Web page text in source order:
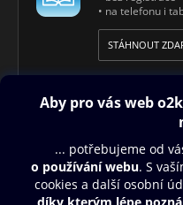
• na telefonu i
STÁHNOUT
Obsah ke stažení
Moje O2 Knihovna